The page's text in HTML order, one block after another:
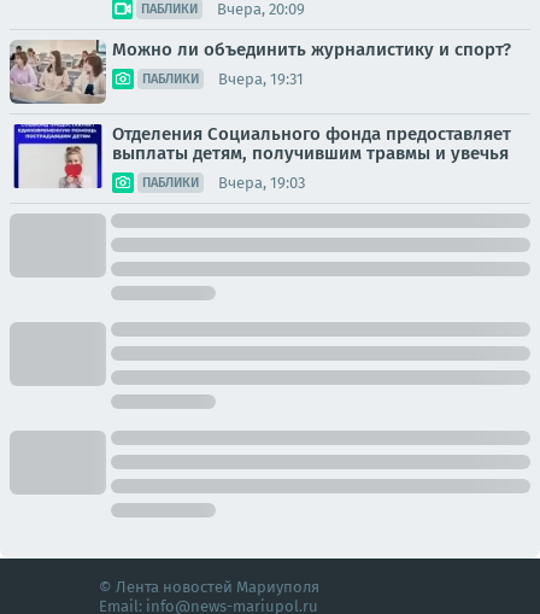
ПАБЛИКИ Вчера, 20:09
Можно ли объединить журналистику и спорт?
ПАБЛИКИ Вчера, 19:31
Отделения Социального фонда предоставляет
выплаты детям, получившим травмы и увечья
ПАБЛИКИ Вчера, 19:03
© Лента новостей Мариуполя
Email: info@news-mariupol.ru